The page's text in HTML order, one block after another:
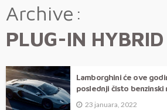
Archive
PLUG-IN HYBRID
Lamborghini će ove
poslednji čisto benzinski
23 januara, 2022